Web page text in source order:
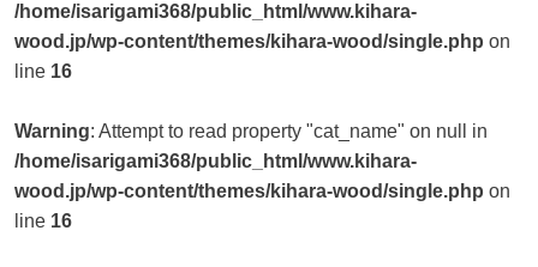
/home/isarigami368/public_html/www.kihara-
wood.jp/wp-content/themes/kihara-wood/single.php on
line 16
Warning: Attempt to read property "cat_name" on null in
/home/isarigami368/public_html/www.kihara-
wood.jp/wp-content/themes/kihara-wood/single.php on
line 16